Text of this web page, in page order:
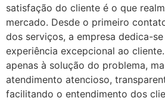
satisfação do cliente é o que
mercado. Desde o primeiro
dos serviços, a empresa dedica-
experiência excepcional ao
apenas à solução do problema,
atendimento atencioso,
facilitando o entendimento dos